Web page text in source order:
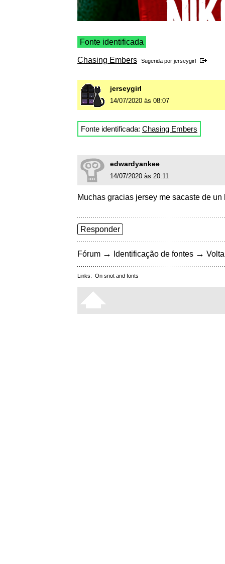
Fonte identificada
Chasing Embers Sugerida por jerseygirl
jerseygirl
14/07/2020 às 08:07
Fonte identificada: Chasing Embers
edwardyankee
14/07/2020 às 20:11
Muchas gracias jersey me sacaste de un
Responder
Fórum → Identificação de fontes →
Links: On snot and fonts